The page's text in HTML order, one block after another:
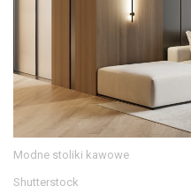
Modne stoliki kawowe
Shutterstock